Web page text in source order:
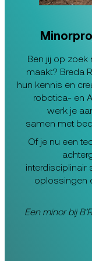
Ben jij op
maakt? Breda
hun kennis en
robotica- en
werk je
samen met
Of je nu een
interdisciplinair
oplossingen
Een minor bij